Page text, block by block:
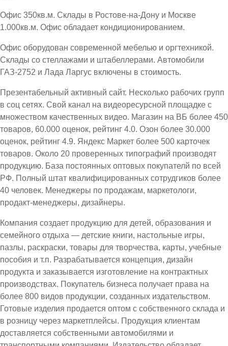
Офис 350кв.м. Склады в Ростове-на-Дону и Москве
1.000кв.м. Офис обладает кондиционированием.
Офис оборудован современной мебелью и оргтехникой.
Склады со стеллажами и штабеллерами. Автомобили
ГАЗ-2752 и Лада Ларгус включены в стоимость.
Презентабельный активный сайт. Несколько рабочих групп
в соц сетях. Свой канал на видеоресурсной площадке с
множеством качественных видео. Магазин на ВБ более 450
товаров, 60.000 оценок, рейтинг 4.0. Озон более 30.000
оценок, рейтинг 4.9. Яндекс Маркет более 500 карточек
товаров. Около 20 проверенных типографий производят
продукцию. База постоянных оптовых покупателй по всей
РФ. Полный штат квалифицированных сотрудгиков более
40 человек. Менеджеры по продажам, маркетологи,
продакт-менеджеры, дизайнеры.
Компания создает продукцию для детей, образования и
семейного отдыха — детские книги, настольные игры,
пазлы, раскраски, товары для творчества, карты, учебные
пособия и т.п. Разрабатывается концепция, дизайн
продукта и заказывается изготовление на контрактных
производствах. Покупатель бизнеса получает права на
более 800 видов продукции, созданных издательством.
Готовые изделия продается оптом с собственного склада и
в розницу через маркетплейсы. Продукция клиентам
доставляется собственными автомобилями и